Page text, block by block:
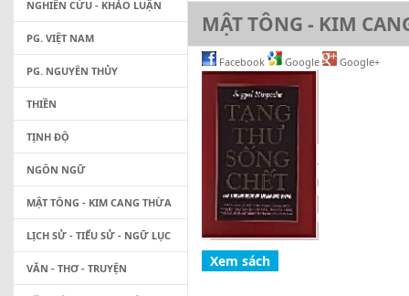
MẬT TÔNG - KIM
Facebook Google Google+
NGHIÊN CỨU - KHẢO LUẬN
PG. VIỆT NAM
PG. NGUYÊN THỦY
THIỀN
TỊNH ĐỘ
NGÔN NGỮ
MẬT TÔNG - KIM CANG THỪA
LỊCH SỬ - TIỂU SỬ - NGỮ LỤC
VĂN - THƠ - TRUYỆN